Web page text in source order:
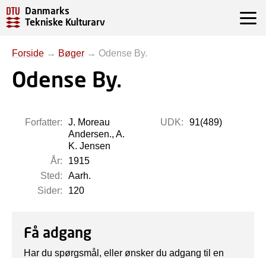
Danmarks
Tekniske Kulturarv
Forside → Bøger → Odense By.
Odense By.
Forfatter:
J. Moreau
Andersen., A.
K. Jensen
År:
1915
Sted:
Aarh.
Sider:
120
UDK: 91(489)
Få adgang
Har du spørgsmål, eller ønsker du adgang til en